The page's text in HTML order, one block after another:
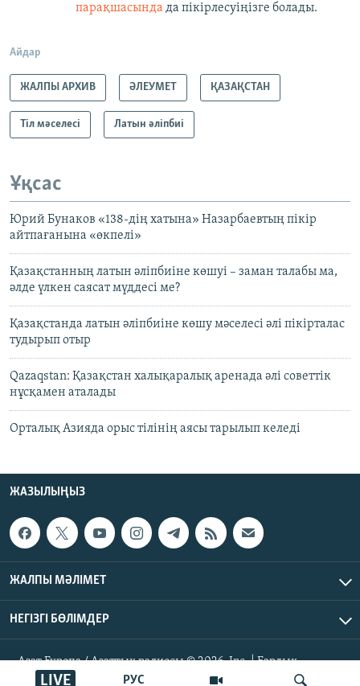
РУС
LIVE
парақшасында да пікірлесуіңізге болады.
Айдар
ЖАЛПЫ АРХИВ ӘЛЕУМЕТ ҚАЗАҚСТАН
Тіл мәселесі Латын әліпбиі
Ұқсас
Юрий Бунаков «138-дің хатына» Назарбаевтың пікір
айтпағанына «өкпелі»
Қазақстанның латын әліпбиіне көшуі – заман талабы ма,
әлде үлкен саясат мүддесі ме?
Қазақстанда латын әліпбиіне көшу мәселесі әлі пікірталас
тудырып отыр
Qazaqstan: Қазақстан халықаралық аренада әлі советтік
нұсқамен аталады
Орталық Азияда орыс тілінің аясы тарылып келеді
ЖАЗЫЛЫҢЫЗ
ЖАЛПЫ МӘЛІМЕТ
НЕГІЗГІ БӨЛІМДЕР
Азат Еуропа / Азаттық радиосы © 2026, Inc. | Барлық
құқықтары қорғалған